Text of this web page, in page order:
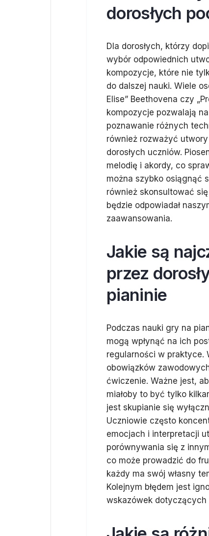
dorosłych
Dla dorosłych, którzy
wybór odpowiednich
kompozycje, które nie
do dalszej nauki. Wiele
Elise” Beethovena czy
kompozycje pozwalają
poznawanie różnych
również rozważyć
dorosłych uczniów.
melodię i akordy, co
można szybko osiągnąć
również skonsultować
będzie odpowiadał
zaawansowania.
Jakie są
przez
pianinie
Podczas nauki gry na
mogą wpłynąć na ich
regularności w praktyce.
obowiązków
ćwiczenie. Ważne jest,
miałoby to być tylko
jest skupianie się
Uczniowie często
emocjach i interpretacji
porównywania się z
co może prowadzić do
każdy ma swój własny
Kolejnym błędem jest
wskazówek